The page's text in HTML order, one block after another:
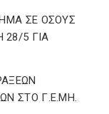
ΣΕ ΟΣΟΥΣ
5 ΓΙΑ
ΣΤΟ Γ.Ε.ΜΗ.